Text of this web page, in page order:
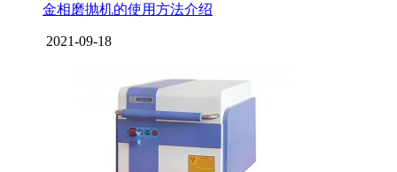
金相磨抛机的使用方法介绍
2021-09-18